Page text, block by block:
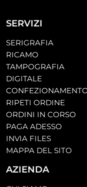
SERVIZI
SERIGRAFIA
RICAMO
TAMPOGRAFIA
DIGITALE
RIPETI ORDINE
ORDINI IN CORSO
PAGA ADESSO
INVIA FILES
MAPPA DEL SITO
AZIENDA